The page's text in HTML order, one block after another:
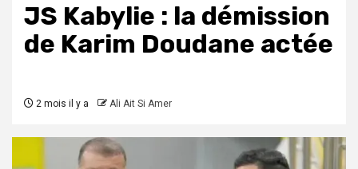
JS Kabylie : la démission
de Karim Doudane actée
2 mois il y a Ali Ait Si Amer